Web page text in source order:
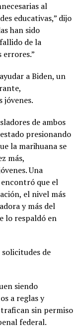
al
educativas,” dijo
han sido
de la
errores.”
a Biden, un
de ambos
presionando
la marihuana se
más,
Una
que el
el nivel más
y más del
lo respaldó en
de
siendo
a reglas y
sin permiso
federal.